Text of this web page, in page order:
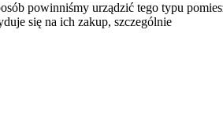
powinniśmy urządzić tego typu
się na ich zakup, szczególnie